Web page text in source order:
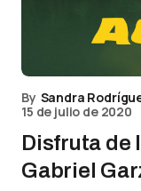
By Sandra
15 de julio de 2020
Disfruta de
Gabriel